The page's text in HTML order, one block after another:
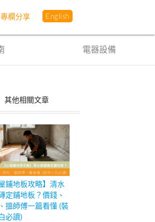
專欄分享 English
電器設備
其他相關文章
鋪地板攻略】清水
定鋪地板？價錢、
搵師傅一篇看懂 (裝
必讀)